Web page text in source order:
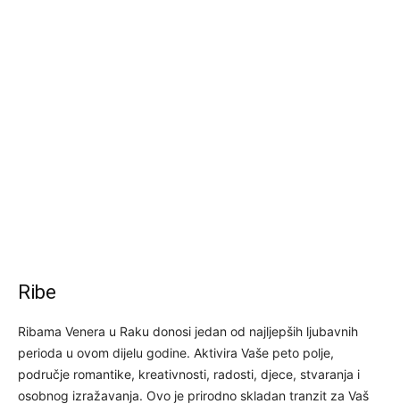
Ribe
Ribama Venera u Raku donosi jedan od najljepših ljubavnih
perioda u ovom dijelu godine. Aktivira Vaše peto polje,
područje romantike, kreativnosti, radosti, djece, stvaranja i
osobnog izražavanja. Ovo je prirodno skladan tranzit za Vaš